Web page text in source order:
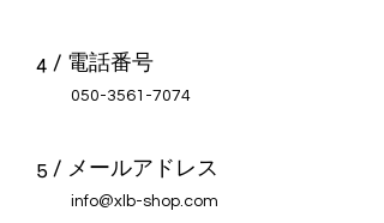
4 / 電話番号
050-3561-7074
5 / メールアドレス
info@xlb-shop.com